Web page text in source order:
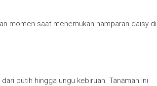
momen saat menemukan hamparan daisy di
putih hingga ungu kebiruan. Tanaman ini